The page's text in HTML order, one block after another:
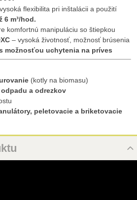
flexibilita pri inštalácii a použití
6 m³/hod.
komfortnú manipuláciu so štiepkou
– vysoká životnosť, možnosť brúsenia
možnosťou uchytenia na príves
(kotly na biomasu)
a odrezkov
peletovacie a briketovacie